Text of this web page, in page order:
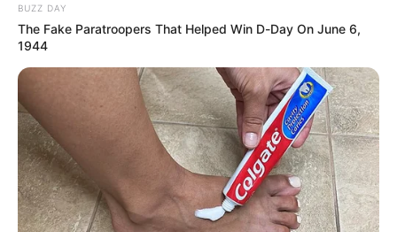
TEMAS DESTACADOS
EMERGENCIAS POR LLUVIAS
FUERTES LLUVIAS
VIA AL LLANO
LIGA BETPLAY
METRO DE MEDELLÍN
CORTES DE LUZ
CORTES DE AGUA
FENÓMENO DEL NIÑO
BUZZ DAY
The Fake Paratroopers That Helped Win D-Day On June 6,
1944